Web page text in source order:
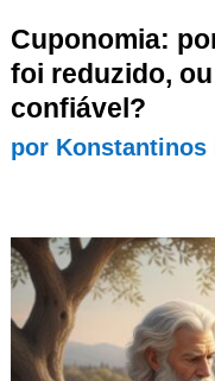
Cuponomia:
foi reduzido,
confiável?
por Konstantinos